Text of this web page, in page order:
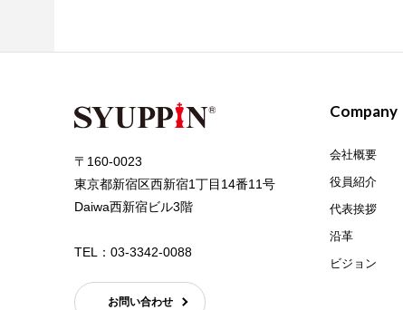
〒160-0023
東京都新宿区西新宿1丁目14番11号
Daiwa西新宿ビル3階
TEL： 03-3342-0088
お問い合わせ
Company
会社概要
役員紹介
代表挨拶
沿革
ビジョン